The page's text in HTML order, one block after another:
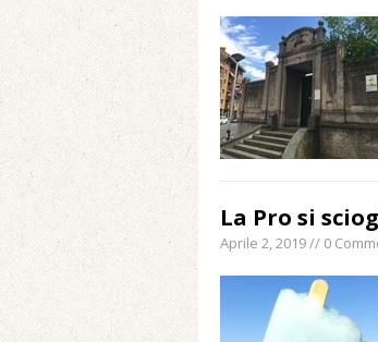
La Pro si
Aprile 2, 2019 // 0